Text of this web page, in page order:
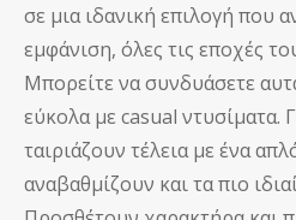
σε μια ιδανική επιλογή που
εμφάνιση, όλες τις εποχές
Μπορείτε να συνδυάσετε
εύκολα με casual ντυσίματα.
ταιριάζουν τέλεια με ένα
αναβαθμίζουν και τα πιο